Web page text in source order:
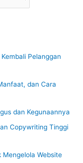
Pelanggan
dan Cara
dan Kegunaannya
Copywriting Tinggi
Website